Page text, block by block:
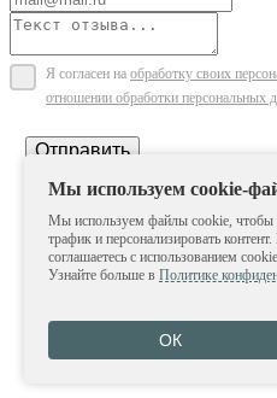
Я согласен на обработку своих
отношении обработки персональных
Отправить
Мы используем cookie-
Мы используем файлы cookie, чтобы
трафик и персонализировать
соглашаетесь с использованием
Узнайте больше в Политике
ОК